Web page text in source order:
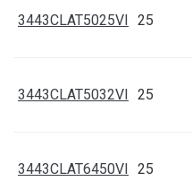
3443CLAT5025VI 25
3443CLAT5032VI 25
3443CLAT6450VI 25